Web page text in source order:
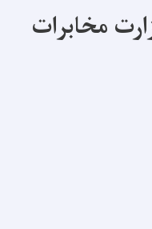
مخابرات